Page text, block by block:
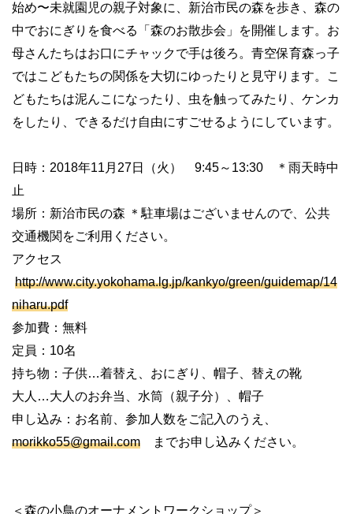
始め〜未就園児の親子対象に、新治市民の森を歩き、森の
中でおにぎりを食べる「森のお散歩会」を開催します。お
母さんたちはお口にチャックで手は後ろ。青空保育森っ子
ではこどもたちの関係を大切にゆったりと見守ります。こ
どもたちは泥んこになったり、虫を触ってみたり、ケンカ
をしたり、できるだけ自由にすごせるようにしています。
日時：2018年11月27日（火） 9:45～13:30 ＊雨天時中
止
場所：新治市民の森 ＊駐車場はございませんので、公共
交通機関をご利用ください。
アクセス
http://www.city.yokohama.lg.jp/kankyo/green/guidemap/14
niharu.pdf
参加費：無料
定員：10名
持ち物：子供…着替え、おにぎり、帽子、替えの靴
大人…大人のお弁当、水筒（親子分）、帽子
申し込み：お名前、参加人数をご記入のうえ、
morikko55@gmail.com までお申し込みください。
＜森の小鳥のオーナメントワークショップ＞